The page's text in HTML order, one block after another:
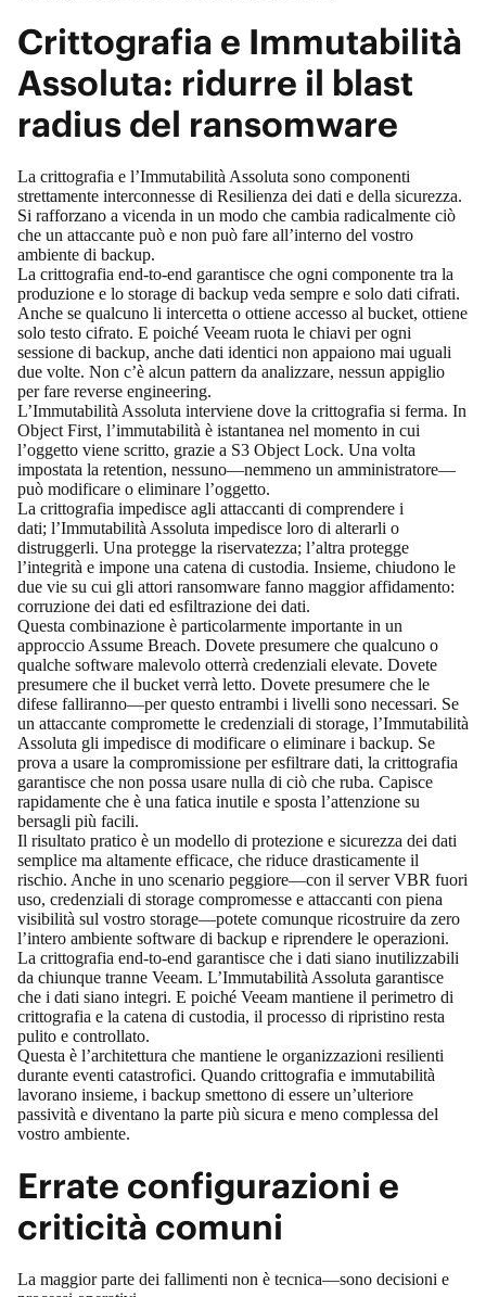
Crittografia e Immutabilità
Assoluta: ridurre il blast
radius del ransomware
La crittografia e l’Immutabilità Assoluta sono componenti
strettamente interconnesse di Resilienza dei dati e della sicurezza.
Si rafforzano a vicenda in un modo che cambia radicalmente ciò
che un attaccante può e non può fare all’interno del vostro
ambiente di backup.
La crittografia end‑to‑end garantisce che ogni componente tra la
produzione e lo storage di backup veda sempre e solo dati cifrati.
Anche se qualcuno li intercetta o ottiene accesso al bucket, ottiene
solo testo cifrato. E poiché Veeam ruota le chiavi per ogni
sessione di backup, anche dati identici non appaiono mai uguali
due volte. Non c’è alcun pattern da analizzare, nessun appiglio
per fare reverse engineering.
L’Immutabilità Assoluta interviene dove la crittografia si ferma. In
Object First, l’immutabilità è istantanea nel momento in cui
l’oggetto viene scritto, grazie a S3 Object Lock. Una volta
impostata la retention, nessuno—nemmeno un amministratore—
può modificare o eliminare l’oggetto.
La crittografia impedisce agli attaccanti di comprendere i
dati; l’Immutabilità Assoluta impedisce loro di alterarli o
distruggerli. Una protegge la riservatezza; l’altra protegge
l’integrità e impone una catena di custodia. Insieme, chiudono le
due vie su cui gli attori ransomware fanno maggior affidamento:
corruzione dei dati ed esfiltrazione dei dati.
Questa combinazione è particolarmente importante in un
approccio Assume Breach. Dovete presumere che qualcuno o
qualche software malevolo otterrà credenziali elevate. Dovete
presumere che il bucket verrà letto. Dovete presumere che le
difese falliranno—per questo entrambi i livelli sono necessari. Se
un attaccante compromette le credenziali di storage, l’Immutabilità
Assoluta gli impedisce di modificare o eliminare i backup. Se
prova a usare la compromissione per esfiltrare dati, la crittografia
garantisce che non possa usare nulla di ciò che ruba. Capisce
rapidamente che è una fatica inutile e sposta l’attenzione su
bersagli più facili.
Il risultato pratico è un modello di protezione e sicurezza dei dati
semplice ma altamente efficace, che riduce drasticamente il
rischio. Anche in uno scenario peggiore—con il server VBR fuori
uso, credenziali di storage compromesse e attaccanti con piena
visibilità sul vostro storage—potete comunque ricostruire da zero
l’intero ambiente software di backup e riprendere le operazioni.
La crittografia end‑to‑end garantisce che i dati siano inutilizzabili
da chiunque tranne Veeam. L’Immutabilità Assoluta garantisce
che i dati siano integri. E poiché Veeam mantiene il perimetro di
crittografia e la catena di custodia, il processo di ripristino resta
pulito e controllato.
Questa è l’architettura che mantiene le organizzazioni resilienti
durante eventi catastrofici. Quando crittografia e immutabilità
lavorano insieme, i backup smettono di essere un’ulteriore
passività e diventano la parte più sicura e meno complessa del
vostro ambiente.
Errate configurazioni e
criticità comuni
La maggior parte dei fallimenti non è tecnica—sono decisioni e